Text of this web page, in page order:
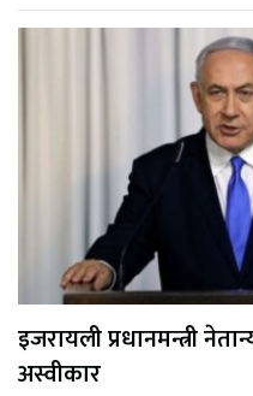
इजरायली प्रधानमन्त्री
अस्वीकार